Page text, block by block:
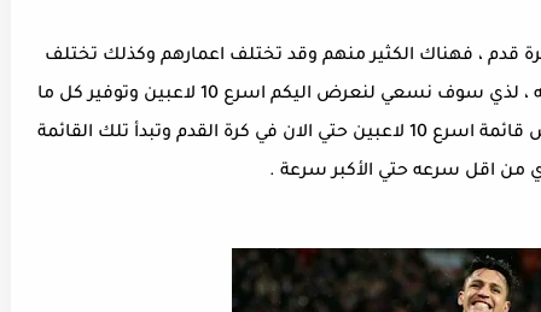
يبحثون عن اسرع 10 لاعبين كرة قدم ، فهناك الكثير منهم وقد تختلف اعمارهم وكذلك تختلف
بلادهم وايضا المنتخب الذي ينتمي كل منهم اليه ، لذي سوف نسعي لنعرض اليكم اسرع 10 لاعبين وتوفير كل ما
هو ضروري عن معرفتهم لذلك سوف نبدأ بعرض قائمة اسرع 10 لاعبين حتي الان في كرة القدم وتبدأ تلك القائمة
من اقل سرعه حتي الأكبر سرعة .